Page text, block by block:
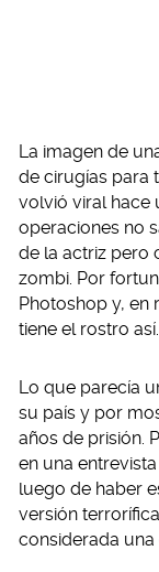
La imagen de
de cirugías para
volvió viral hace
operaciones no
de la actriz pero
zombi. Por
Photoshop y, en
tiene el rostro así.
Lo que parecía
su país y por
años de prisión.
en una
luego de haber
versión
considerada